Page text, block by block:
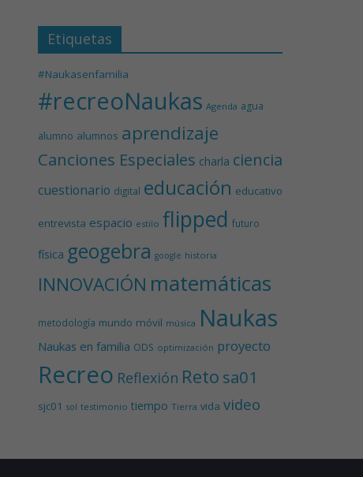
Etiquetas
#Naukasenfamilia
#recreoNaukas Agenda agua
alumno alumnos aprendizaje
Canciones Especiales charla ciencia
cuestionario digital educación educativo
entrevista espacio estilo flipped futuro
física geogebra google historia
INNOVACIÓN matemáticas
metodología mundo móvil música Naukas
Naukas en familia ODS optimización proyecto
Recreo Reflexión Reto sa01
sjc01 sol testimonio tiempo Tierra vida video